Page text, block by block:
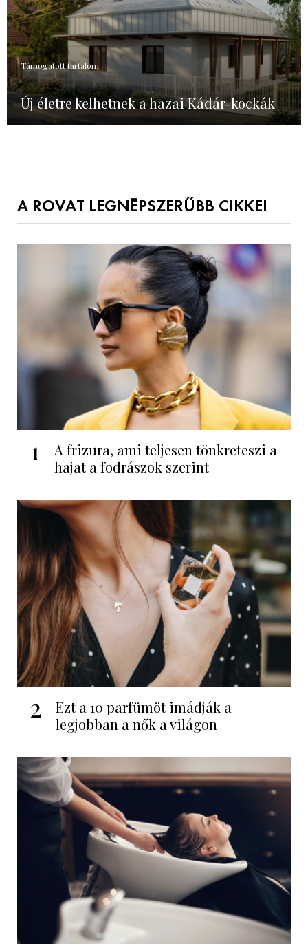
Támogatott tartalom
Új életre kelhetnek a hazai Kádár-kockák
A ROVAT LEGNÉPSZERŰBB CIKKEI
1
A frizura, ami teljesen tönkreteszi a
hajat a fodrászok szerint
2
Ezt a 10 parfümöt imádják a
legjobban a nők a világon